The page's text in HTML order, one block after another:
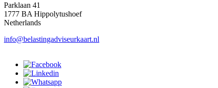
Parklaan 41
1777 BA Hippolytushoef
Netherlands
info@belastingadviseurkaart.nl